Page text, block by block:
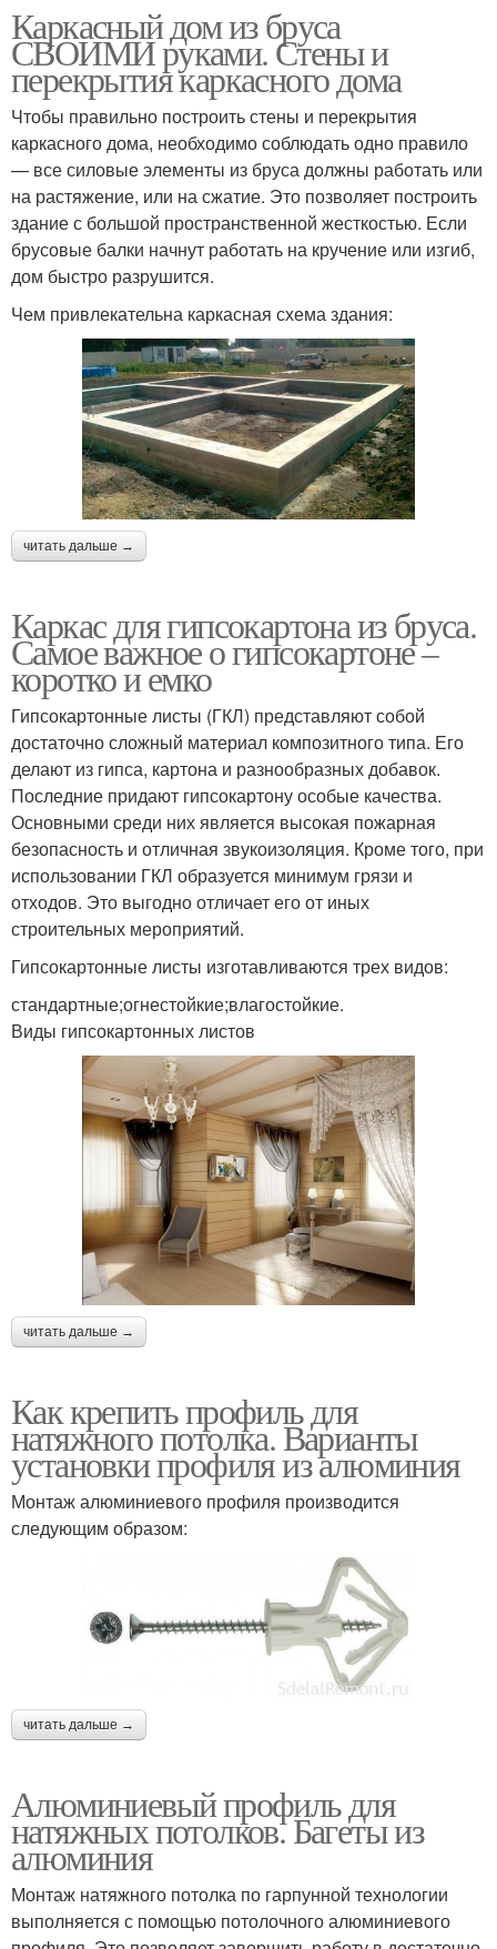
Каркасный дом из бруса
СВОИМИ руками. Стены и
перекрытия каркасного дома
Чтобы правильно построить стены и перекрытия
каркасного дома, необходимо соблюдать одно правило
— все силовые элементы из бруса должны работать или
на растяжение, или на сжатие. Это позволяет построить
здание с большой пространственной жесткостью. Если
брусовые балки начнут работать на кручение или изгиб,
дом быстро разрушится.
Чем привлекательна каркасная схема здания:
читать дальше →
Каркас для гипсокартона из бруса.
Самое важное о гипсокартоне –
коротко и емко
Гипсокартонные листы (ГКЛ) представляют собой
достаточно сложный материал композитного типа. Его
делают из гипса, картона и разнообразных добавок.
Последние придают гипсокартону особые качества.
Основными среди них является высокая пожарная
безопасность и отличная звукоизоляция. Кроме того, при
использовании ГКЛ образуется минимум грязи и
отходов. Это выгодно отличает его от иных
строительных мероприятий.
Гипсокартонные листы изготавливаются трех видов:
стандартные;огнестойкие;влагостойкие.
Виды гипсокартонных листов
читать дальше →
Как крепить профиль для
натяжного потолка. Варианты
установки профиля из алюминия
Монтаж алюминиевого профиля производится
следующим образом:
читать дальше →
Алюминиевый профиль для
натяжных потолков. Багеты из
алюминия
Монтаж натяжного потолка по гарпунной технологии
выполняется с помощью потолочного алюминиевого